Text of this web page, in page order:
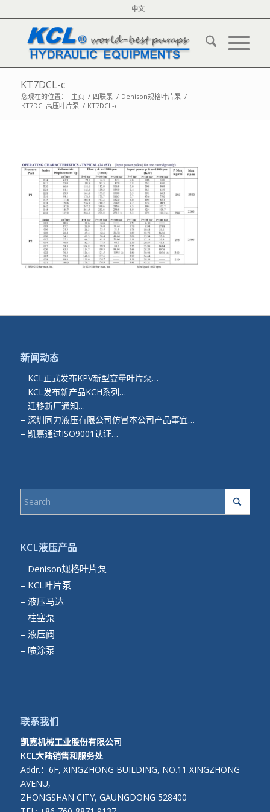
中文
KT7DCL-c
您现在的位置： 主页 / 四联泵 / Denison规格叶片泵 /
KT7DCL高压叶片泵 / KT7DCL-c
新闻动态
– KCL正式发布KPV新型变量叶片泵…
– KCL发布新产品KCH系列…
– 迁移新厂通知…
– 深圳同力液压有限公司仿冒本公司产品事宜…
– 凯嘉通过ISO9001认证…
KCL液压产品
– Denison规格叶片泵
– KCL叶片泵
– 液压马达
– 柱塞泵
– 液压阀
– 喷涂泵
联系我们
凯嘉机械工业股份有限公司
KCL大陆销售和服务处
Addr.：6F, XINGZHONG BUILDING, NO.11 XINGZHONG
AVENU,
ZHONGSHAN CITY, GAUNGDONG 528400